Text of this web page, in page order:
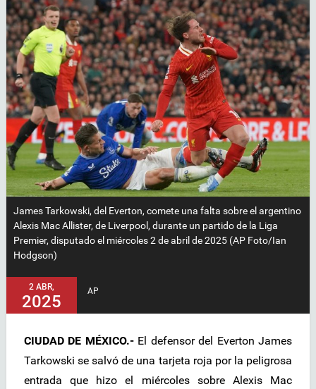
James Tarkowski, del Everton, comete una falta sobre el argentino
Alexis Mac Allister, de Liverpool, durante un partido de la Liga
Premier, disputado el miércoles 2 de abril de 2025 (AP Foto/Ian
Hodgson)
2 ABR,
2025
AP
CIUDAD DE MÉXICO.- El defensor del Everton James
Tarkowski se salvó de una tarjeta roja por la peligrosa
entrada que hizo el miércoles sobre Alexis Mac